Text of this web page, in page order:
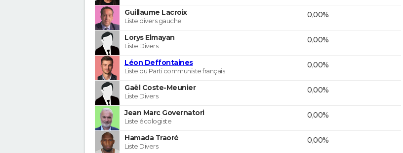
Guillaume Lacroix
Liste divers gauche
0,00%
Lorys Elmayan
Liste Divers
0,00%
Léon Deffontaines
Liste du Parti communiste français
0,00%
Gaël Coste-Meunier
Liste Divers
0,00%
Jean Marc Governatori
Liste écologiste
0,00%
Hamada Traoré
Liste Divers
0,00%